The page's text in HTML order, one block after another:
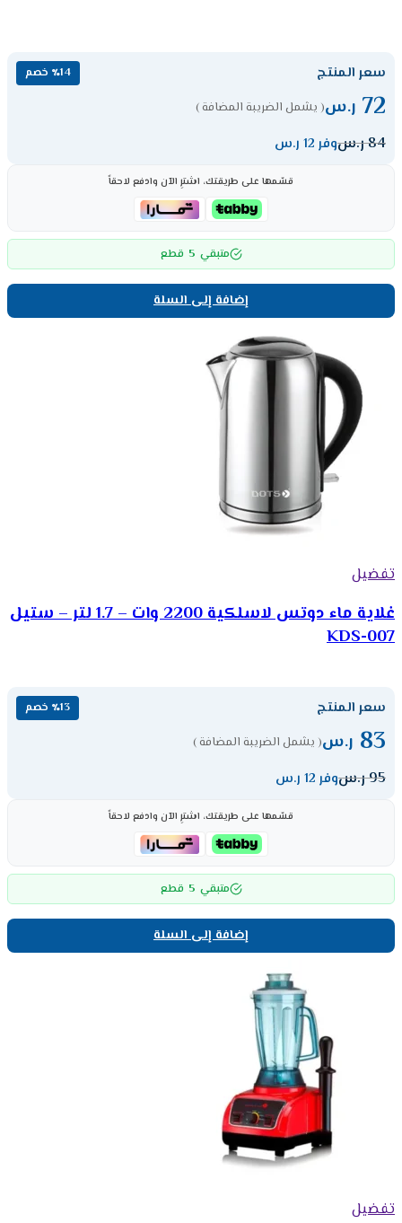
سعر المنتج ٪14 خصم
72 ر.س( يشمل الضريبة المضافة )
84ر.سوفر 12 ر.س
قسّمها على طريقتك، اشترِ الآن وادفع لاحقاً
متبقي 5 قطع
إضافة إلى السلة
تفضيل
غلاية ماء دوتس لاسلكية 2200 وات – 1.7 لتر – ستيل
KDS-007
سعر المنتج ٪13 خصم
83 ر.س( يشمل الضريبة المضافة )
95ر.سوفر 12 ر.س
قسّمها على طريقتك، اشترِ الآن وادفع لاحقاً
متبقي 5 قطع
إضافة إلى السلة
تفضيل